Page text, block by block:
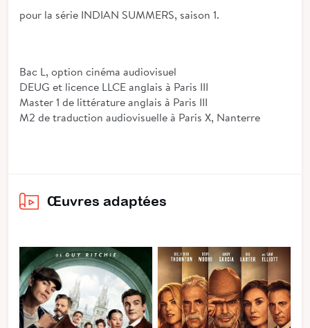
pour la série INDIAN SUMMERS, saison 1.
Bac L, option cinéma audiovisuel
DEUG et licence LLCE anglais à Paris III
Master 1 de littérature anglais à Paris III
M2 de traduction audiovisuelle à Paris X, Nanterre
Œuvres adaptées